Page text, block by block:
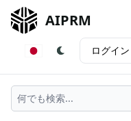
AIPRM
ログイン